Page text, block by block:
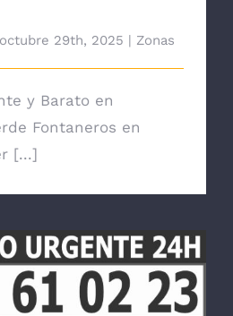
octubre 29th, 2025 | Zonas
y Barato en
Fontaneros en
[...]